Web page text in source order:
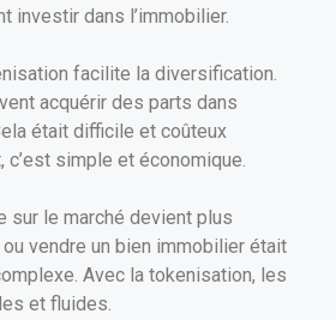
investir dans l’immobilier.
facilite la diversification.
acquérir des parts dans
était difficile et coûteux
c’est simple et économique.
sur le marché devient plus
vendre un bien immobilier était
Avec la tokenisation, les
et fluides.